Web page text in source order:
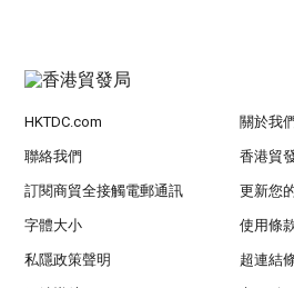
HKTDC.com 關於我
聯絡我們 香港貿
訂閱商貿全接觸電郵通訊 更新您
字體大小 使用條
私隱政策聲明 超連結